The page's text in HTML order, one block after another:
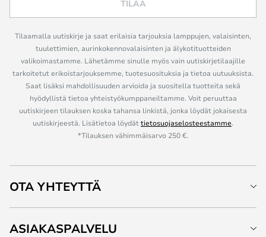
TILAA
Tilaamalla uutiskirje ja saat erilaisia tarjouksia lamppujen, valaisinten,
tuulettimien, aurinkokennovalaisinten ja älykotituotteiden
valikoimastamme. Lähetämme sinulle myös vain uutiskirjetilaajille
tarkoitetut erikoistarjouksemme, tuotesuosituksia ja tietoa uutuuksista.
Saat lisäksi mahdollisuuden arvioida ja suositella tuotteita sekä
hyödyllistä tietoa yhteistyökumppaneiltamme. Voit peruuttaa
uutiskirjeen tilauksen koska tahansa linkistä, jonka löydät jokaisesta
uutiskirjeestä. Lisätietoa löydättietosuojaselosteestamme.
*Tilauksen vähimmäisarvo 250 €.
OTA YHTEYTTÄ
ASIAKASPALVELU